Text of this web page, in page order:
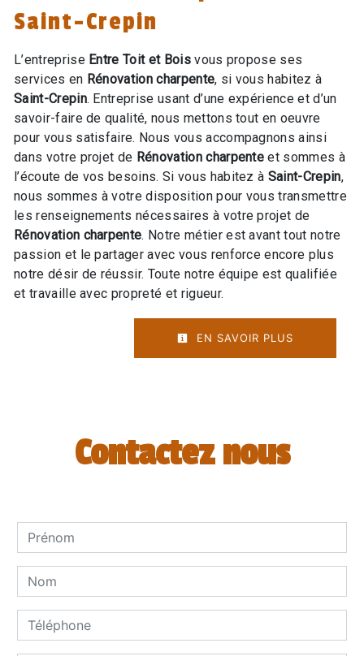
Saint-Crepin
L’entreprise Entre Toit et Boisvous propose ses
services en Rénovation charpente, si vous habitez à
Saint-Crepin. Entreprise usant d’une expérience et d’un
savoir-faire de qualité, nous mettons tout en oeuvre
pour vous satisfaire. Nous vous accompagnons ainsi
dans votre projet de Rénovation charpente et sommes à
l’écoute de vos besoins. Si vous habitez à Saint-Crepin,
nous sommes à votre disposition pour vous transmettre
les renseignements nécessaires à votre projet de
Rénovation charpente. Notre métier est avant tout notre
passion et le partager avec vous renforce encore plus
notre désir de réussir. Toute notre équipe est qualifiée
et travaille avec propreté et rigueur.
EN SAVOIR PLUS
Contactez nous